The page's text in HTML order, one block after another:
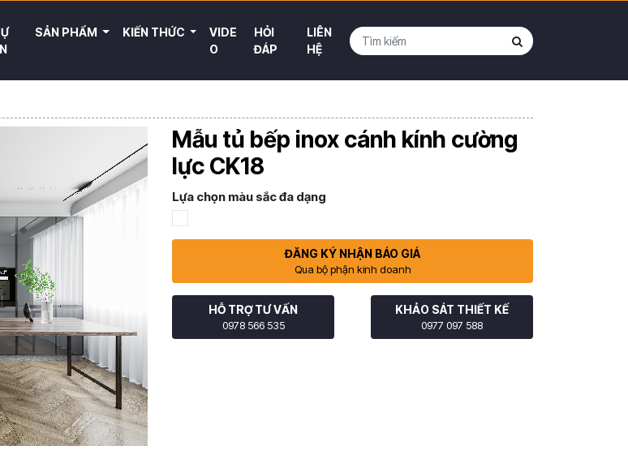
SẢN PHẨM KIẾN THỨC
VIDE
O
HỎI
ĐÁP
LIÊN
HỆ
Mẫu tủ bếp inox cánh kính cường
lực CK18
Lựa chọn màu sắc đa dạng
ĐĂNG KÝ NHẬN BÁO GIÁ
Qua bộ phận kinh doanh
HỖ TRỢ TƯ VẤN
0978 566 535
KHẢO SÁT THIẾT KẾ
0977 097 588